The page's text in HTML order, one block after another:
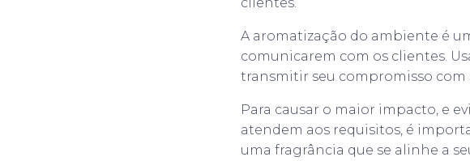
A aromatização do ambiente é
comunicarem com os clientes.
transmitir seu compromisso com
Para causar o maior impacto, e
atendem aos requisitos, é
uma fragrância que se alinhe a